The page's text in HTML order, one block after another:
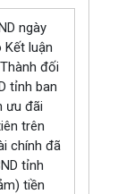
ngày
Kết luận
đối
tỉnh ban
ưu đãi
trên
chính đã
tỉnh
tiền